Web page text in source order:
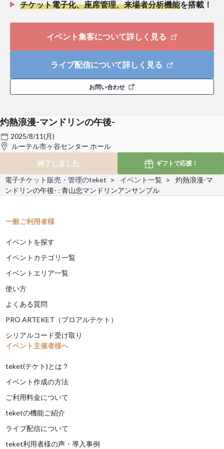
チケット電子化、座席管理、来場者分析機能を搭載！
イベント集客について詳しく見る
ライブ配信について詳しく見る
お問い合わせ
灼熱浪漫-マンドリンの午後-
2025/8/11(月)
ルーテル市ヶ谷センター ホール
終了しました
ギフトで応援！
電子チケット販売・管理のteket イベント一覧
灼熱浪漫-マ
ンドリンの午後- : 青山忠マンドリンアンサンブル
一般ご利用者様
イベントを探す
イベントカテゴリ一覧
イベントエリア一覧
使い方
よくある質問
PRO ARTEKET（プロアルテケト）
シリアルコード受け取り
イベント主催者様へ
teket(テケト)とは？
イベント作成の方法
ご利用料金について
teketの機能ご紹介
ライブ配信について
teket利用者様の声・導入事例